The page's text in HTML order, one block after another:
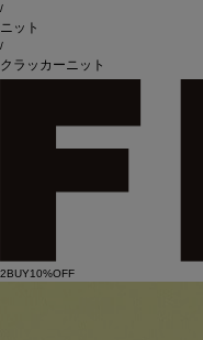
/
ニット
/
クラッカーニット
2BUY10%OFF